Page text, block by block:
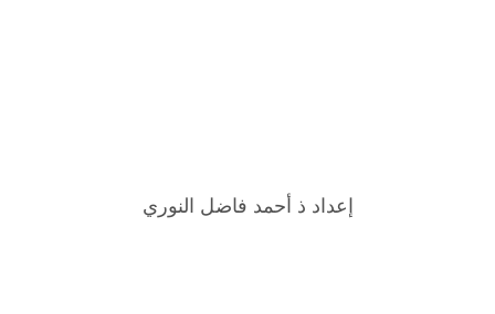
إعداد ذ أحمد فاضل النوري